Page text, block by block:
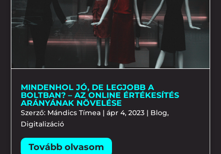
MINDENHOL JÓ, DE LEGJOBB A
BOLTBAN? – AZ ONLINE ÉRTÉKESÍTÉS
ARÁNYÁNAK NÖVELÉSE
Szerző: Mándics Tímea |ápr 4, 2023 | Blog,
Digitalizáció